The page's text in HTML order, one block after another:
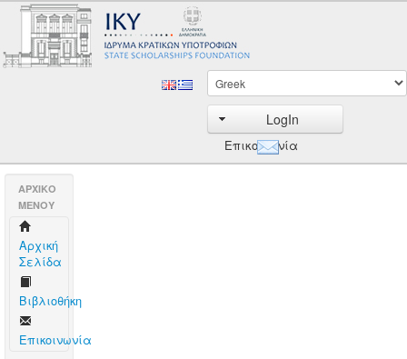
LogIn
Επικοινωνία
AΡΧΙΚΟ
ΜΕΝΟΥ
Aρχική
Σελίδα
Βιβλιοθήκη
Επικοινωνία